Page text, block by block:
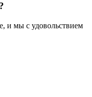
и мы с удовольствием